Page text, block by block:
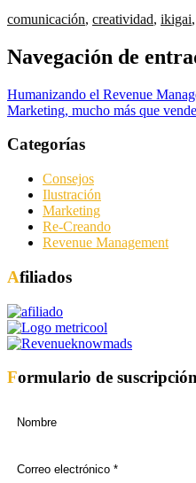
comunicación, creatividad, ikigai,
Navegación de
Humanizando el Revenue
Marketing, mucho más que
Categorías
Consejos
Ilustración
Marketing
Re-Creando
Revenue Management
Afiliados
Formulario de